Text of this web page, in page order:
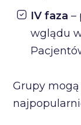
IV faza –
wglądu
Grupy